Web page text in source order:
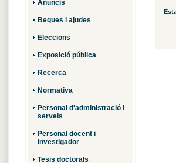
Anuncis
Beques i ajudes
Eleccions
Exposició pública
Recerca
Normativa
Personal d'administració i
serveis
Personal docent i
investigador
Tesis doctorals